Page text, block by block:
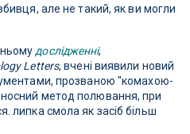
але не такий, як ви могли
дослідженні,
Letters, вчені виявили новий
прозваною "комахою-
метод полювання, при
липка смола як засіб більш